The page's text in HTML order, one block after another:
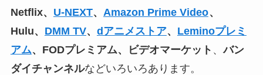
Netflix、 U-NEXT、 Amazon Prime Video、
Hulu、 DMM TV、 dアニメストア、 Leminoプレミ
アム、FODプレミアム、ビデオマーケット 、バン
ダイチャンネルなどいろいろあります。